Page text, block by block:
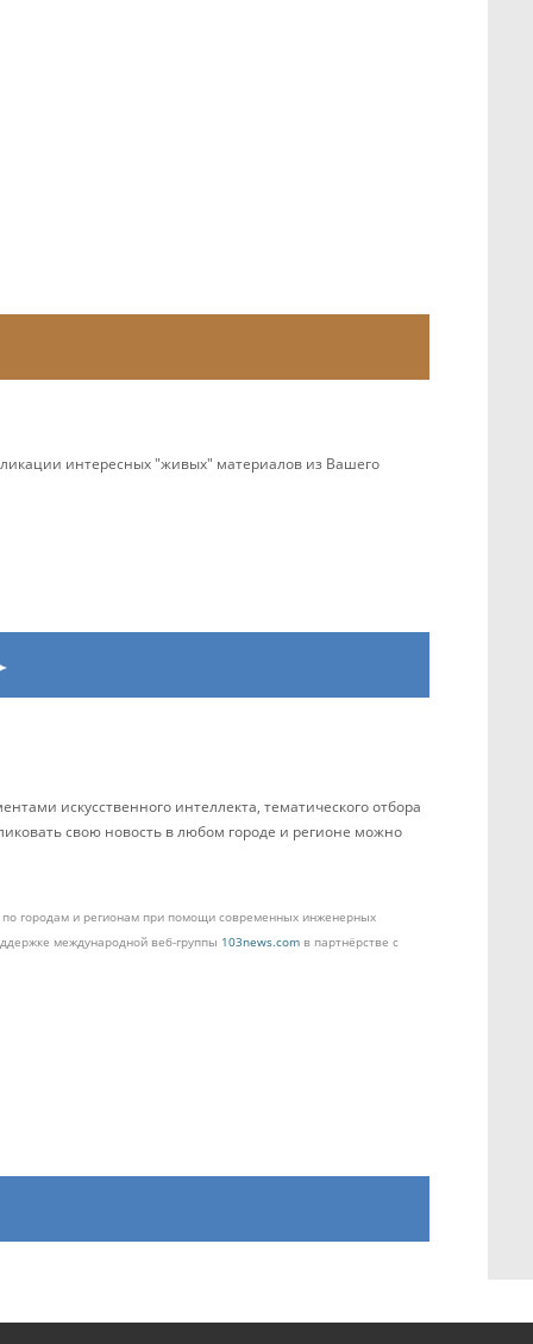
интересных "живых" материалов из Вашего
искусственного интеллекта, тематического отбора
свою новость в любом городе и регионе можно
по городам и регионам при помощи современных инженерных
международной веб-группы 103news.com в партнёрстве с